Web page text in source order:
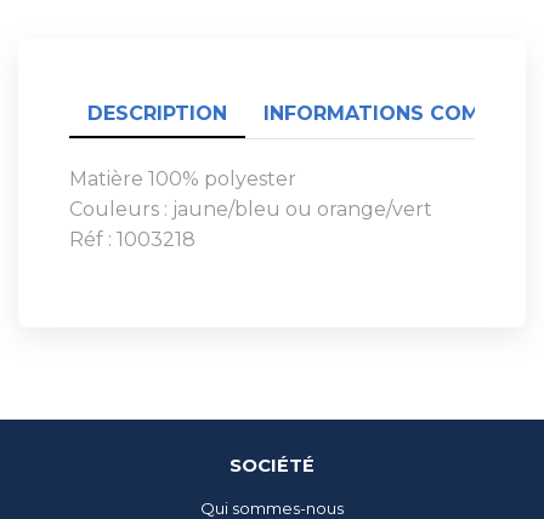
DESCRIPTION INFORMATIONS
Matière 100% polyester
Couleurs : jaune/bleu ou orange/vert
Réf : 1003218
SOCIÉTÉ
Qui sommes-nous